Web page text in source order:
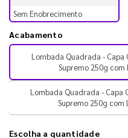
Sem Enobrecimento
Acabamento
Lombada Quadrada -
Supremo 250g com
Lombada Quadrada - Capa
Supremo 250g com
Escolha a quantidade